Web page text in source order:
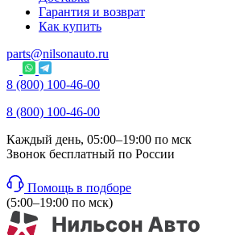
Гарантия и возврат
Как купить
parts@nilsonauto.ru
8 (800) 100-46-00
8 (800) 100-46-00
Каждый день, 05:00–19:00 по мск
Звонок бесплатный по России
Помощь в подборе
(5:00–19:00 по мск)